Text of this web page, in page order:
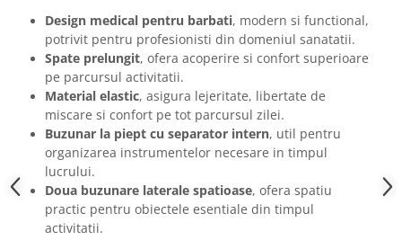
Incaltaminte
Incaltaminte de lucru si protectie
Incaltaminte de oras si munte
Echipamente medicale
Manusi de protectie
Accesorii pentru protectia capului
Casti de protectie
Antifoane
Ochelari de protectie si viziere
Design medical pentru barbati, modern si functional,
potrivit pentru profesionisti din domeniul sanatatii.
Spate prelungit, ofera acoperire si confort superioare
pe parcursul activitatii.
Material elastic, asigura lejeritate, libertate de
miscare si confort pe tot parcursul zilei.
Buzunar la piept cu separator intern, util pentru
organizarea instrumentelor necesare in timpul
lucrului.
Doua buzunare laterale spatioase, ofera spatiu
practic pentru obiectele esentiale din timpul
activitatii.